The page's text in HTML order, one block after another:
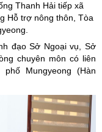
Thanh Hải tiếp xã
Hỗ trợ nông thôn, Tòa
đạo Sở Ngoại vụ, Sở
chuyên môn có liên
phố Mungyeong (Hàn